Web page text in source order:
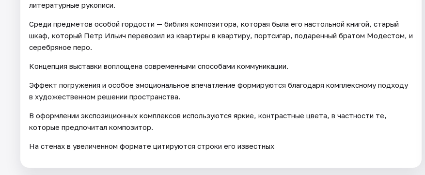
литературные рукописи.
Среди предметов особой гордости — библия композитора, которая была его настольной книгой, старый
шкаф, который Петр Ильич перевозил из квартиры в квартиру, портсигар, подаренный братом Модестом, и
серебряное перо.
Концепция выставки воплощена современными способами коммуникации.
Эффект погружения и особое эмоциональное впечатление формируются благодаря комплексному подходу
в художественном решении пространства.
В оформлении экспозиционных комплексов используются яркие, контрастные цвета, в частности те,
которые предпочитал композитор.
На стенах в увеличенном формате цитируются строки его известных